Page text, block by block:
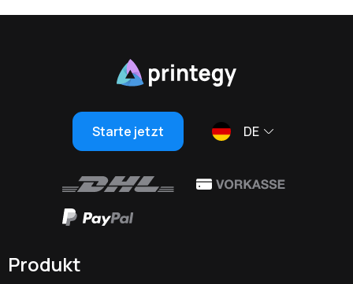
Starte jetzt DE
Produkt